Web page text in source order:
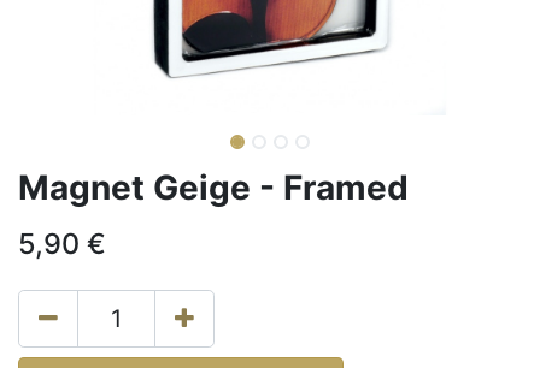
Magnet Geige - Framed
5,90 €